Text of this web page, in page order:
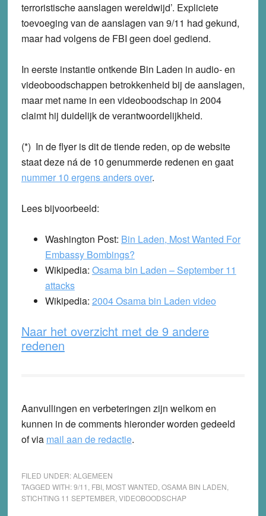
terroristische aanslagen wereldwijd’. Expliciete
toevoeging van de aanslagen van 9/11 had gekund,
maar had volgens de FBI geen doel gediend.
In eerste instantie ontkende Bin Laden in audio- en
videoboodschappen betrokkenheid bij de aanslagen,
maar met name in een videoboodschap in 2004
claimt hij duidelijk de verantwoordelijkheid.
(*) In de flyer is dit de tiende reden, op de website
staat deze ná de 10 genummerde redenen en gaat
nummer 10 ergens anders over.
Lees bijvoorbeeld:
Washington Post: Bin Laden, Most Wanted For
Embassy Bombings?
Wikipedia: Osama bin Laden – September 11
attacks
Wikipedia: 2004 Osama bin Laden video
Naar het overzicht met de 9 andere
redenen
Aanvullingen en verbeteringen zijn welkom en
kunnen in de comments hieronder worden gedeeld
of via mail aan de redactie.
FILED UNDER:ALGEMEEN
TAGGED WITH:9/11 FBI, MOST WANTED OSAMA BIN LADEN
STICHTING 11 SEPTEMBER VIDEOBOODSCHAP